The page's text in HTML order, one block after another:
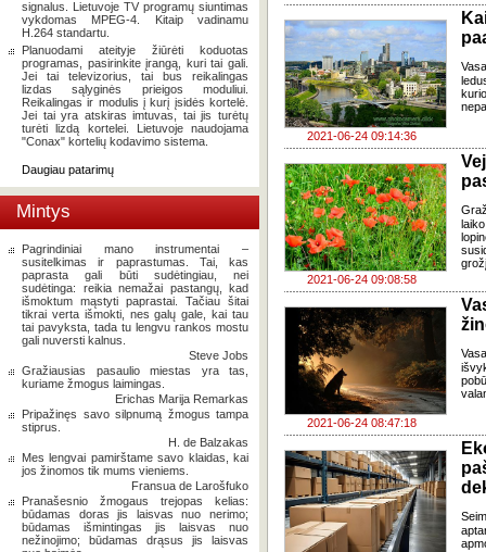
signalus. Lietuvoje TV programų siuntimas
vykdomas MPEG-4. Kitaip vadinamu
H.264 standartu.
Planuodami ateityje žiūrėti koduotas
programas, pasirinkite įrangą, kuri tai gali.
Jei tai televizorius, tai bus reikalingas
lizdas sąlyginės prieigos moduliui.
Reikalingas ir modulis į kurį įsidės kortelė.
Jei tai yra atskiras imtuvas, tai jis turėtų
turėti lizdą kortelei. Lietuvoje naudojama
"Conax" kortelių kodavimo sistema.
Daugiau patarimų
Mintys
Pagrindiniai mano instrumentai –
susitelkimas ir paprastumas. Tai, kas
paprasta gali būti sudėtingiau, nei
sudėtinga: reikia nemažai pastangų, kad
išmoktum mąstyti paprastai. Tačiau šitai
tikrai verta išmokti, nes galų gale, kai tau
tai pavyksta, tada tu lengvu rankos mostu
gali nuversti kalnus.
Steve Jobs
Gražiausias pasaulio miestas yra tas,
kuriame žmogus laimingas.
Erichas Marija Remarkas
Pripažinęs savo silpnumą žmogus tampa
stiprus.
H. de Balzakas
Mes lengvai pamirštame savo klaidas, kai
jos žinomos tik mums vieniems.
Fransua de Larošfuko
Pranašesnio žmogaus trejopas kelias:
būdamas doras jis laisvas nuo nerimo;
būdamas išmintingas jis laisvas nuo
nežinojimo; būdamas drąsus jis laisvas
2021-06-24 09:14:36
2021-06-24 09:08:58
2021-06-24 08:47:18